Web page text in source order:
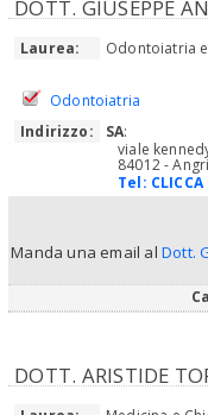
DOTT. GIUSEPPE
Laurea: Odontoiatria
Odontoiatria
Indirizzo:
SA:
viale
84012 - Angri
Tel:
Manda una email al Dott.
DOTT. ARISTIDE